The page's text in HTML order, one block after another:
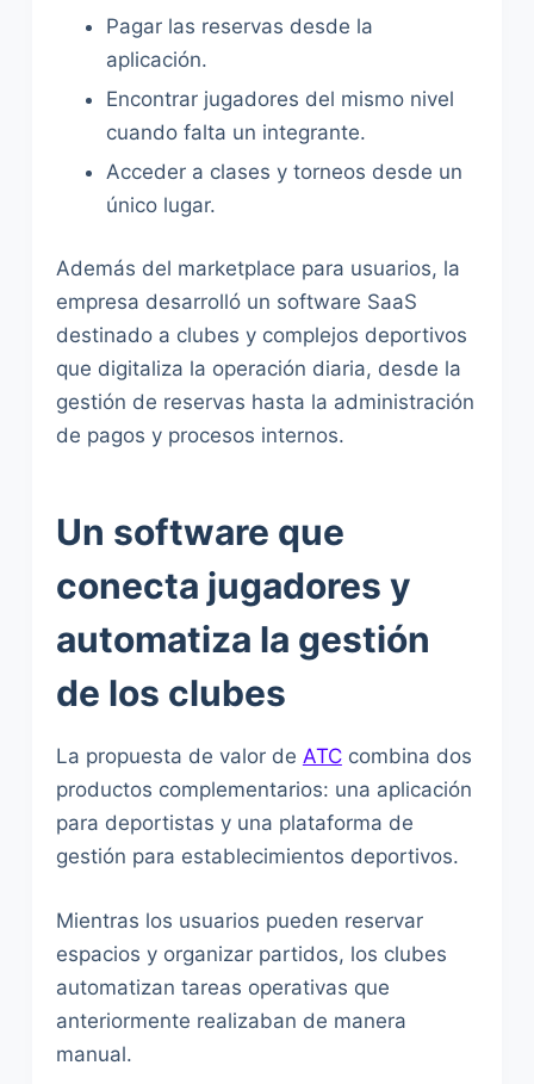
Pagar las reservas desde la
aplicación.
Encontrar jugadores del mismo nivel
cuando falta un integrante.
Acceder a clases y torneos desde un
único lugar.
Además del marketplace para usuarios, la
empresa desarrolló un software SaaS
destinado a clubes y complejos deportivos
que digitaliza la operación diaria, desde la
gestión de reservas hasta la administración
de pagos y procesos internos.
Un software que
conecta jugadores y
automatiza la gestión
de los clubes
La propuesta de valor de ATCcombina dos
productos complementarios: una aplicación
para deportistas y una plataforma de
gestión para establecimientos deportivos.
Mientras los usuarios pueden reservar
espacios y organizar partidos, los clubes
automatizan tareas operativas que
anteriormente realizaban de manera
manual.